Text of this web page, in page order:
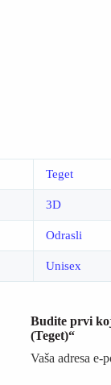
Teget
3D
Odrasli
Unisex
Budite prvi
(Teget)“
Vaša adresa e-